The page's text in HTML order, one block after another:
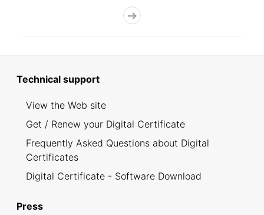
Technical support
View the Web site
Get / Renew your Digital Certificate
Frequently Asked Questions about Digital
Certificates
Digital Certificate - Software Download
Press